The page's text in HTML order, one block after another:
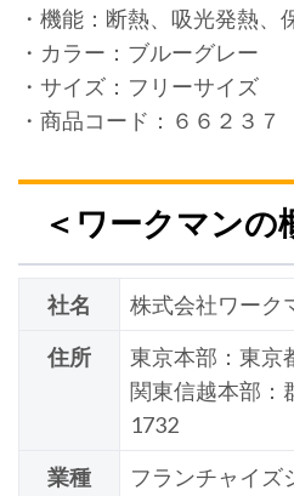
・機能：断熱、吸光発熱、
・カラー：ブルーグレー
・サイズ：フリーサイズ
・商品コード：６６２３７
＜ワークマンの
社名
株式会社ワーク
住所
東京本部：東京
関東信越本部：
1732
業種
フランチャイズ